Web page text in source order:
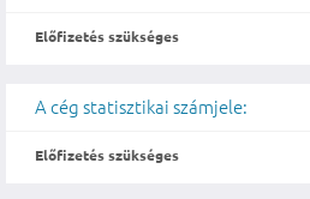
Előfizetés szükséges
A cég statisztikai számjele:
Előfizetés szükséges